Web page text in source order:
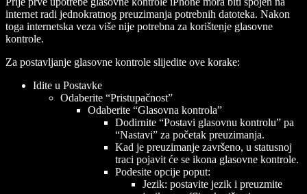
internet radi jednokratnog preuzimanja potrebnih datoteka. Nakon
toga internetska veza više nije potrebna za korištenje glasovne
kontrole.
Za postavljanje glasovne kontrole slijedite ove korake:
Idite u Postavke
Odaberite “Pristupačnost”
Odaberite “Glasovna kontrola”
Dodirnite “Postavi glasovnu kontrolu” pa
“Nastavi” za početak preuzimanja.
Kad je preuzimanje završeno, u statusnoj
traci pojavit će se ikona glasovne kontrole.
Podesite opcije poput:
Jezik: postavite jezik i preuzmite